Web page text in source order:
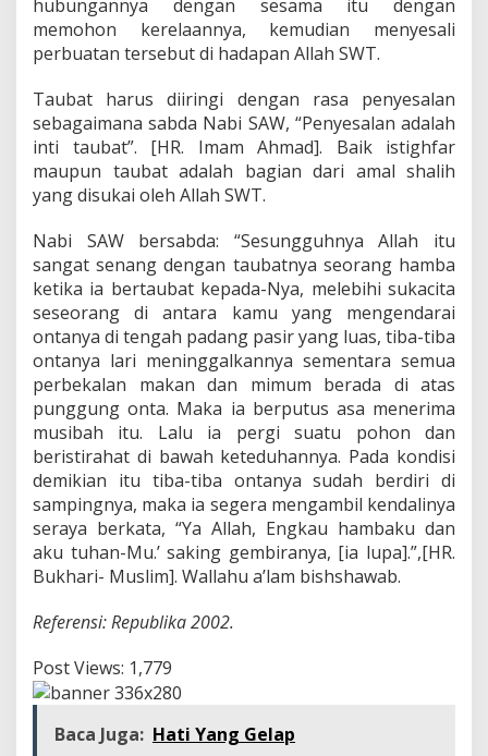
hubungannya dengan sesama itu dengan
memohon kerelaannya, kemudian menyesali
perbuatan tersebut di hadapan Allah SWT.
Taubat harus diiringi dengan rasa penyesalan
sebagaimana sabda Nabi SAW, “Penyesalan adalah
inti taubat”. [HR. Imam Ahmad]. Baik istighfar
maupun taubat adalah bagian dari amal shalih
yang disukai oleh Allah SWT.
Nabi SAW bersabda: “Sesungguhnya Allah itu
sangat senang dengan taubatnya seorang hamba
ketika ia bertaubat kepada-Nya, melebihi sukacita
seseorang di antara kamu yang mengendarai
ontanya di tengah padang pasir yang luas, tiba-tiba
ontanya lari meninggalkannya sementara semua
perbekalan makan dan mimum berada di atas
punggung onta. Maka ia berputus asa menerima
musibah itu. Lalu ia pergi suatu pohon dan
beristirahat di bawah keteduhannya. Pada kondisi
demikian itu tiba-tiba ontanya sudah berdiri di
sampingnya, maka ia segera mengambil kendalinya
seraya berkata, “Ya Allah, Engkau hambaku dan
aku tuhan-Mu.’ saking gembiranya, [ia lupa].”,[HR.
Bukhari- Muslim]. Wallahu a’lam bishshawab.
Referensi: Republika 2002.
Post Views: 1,779
Baca Juga: Hati Yang Gelap